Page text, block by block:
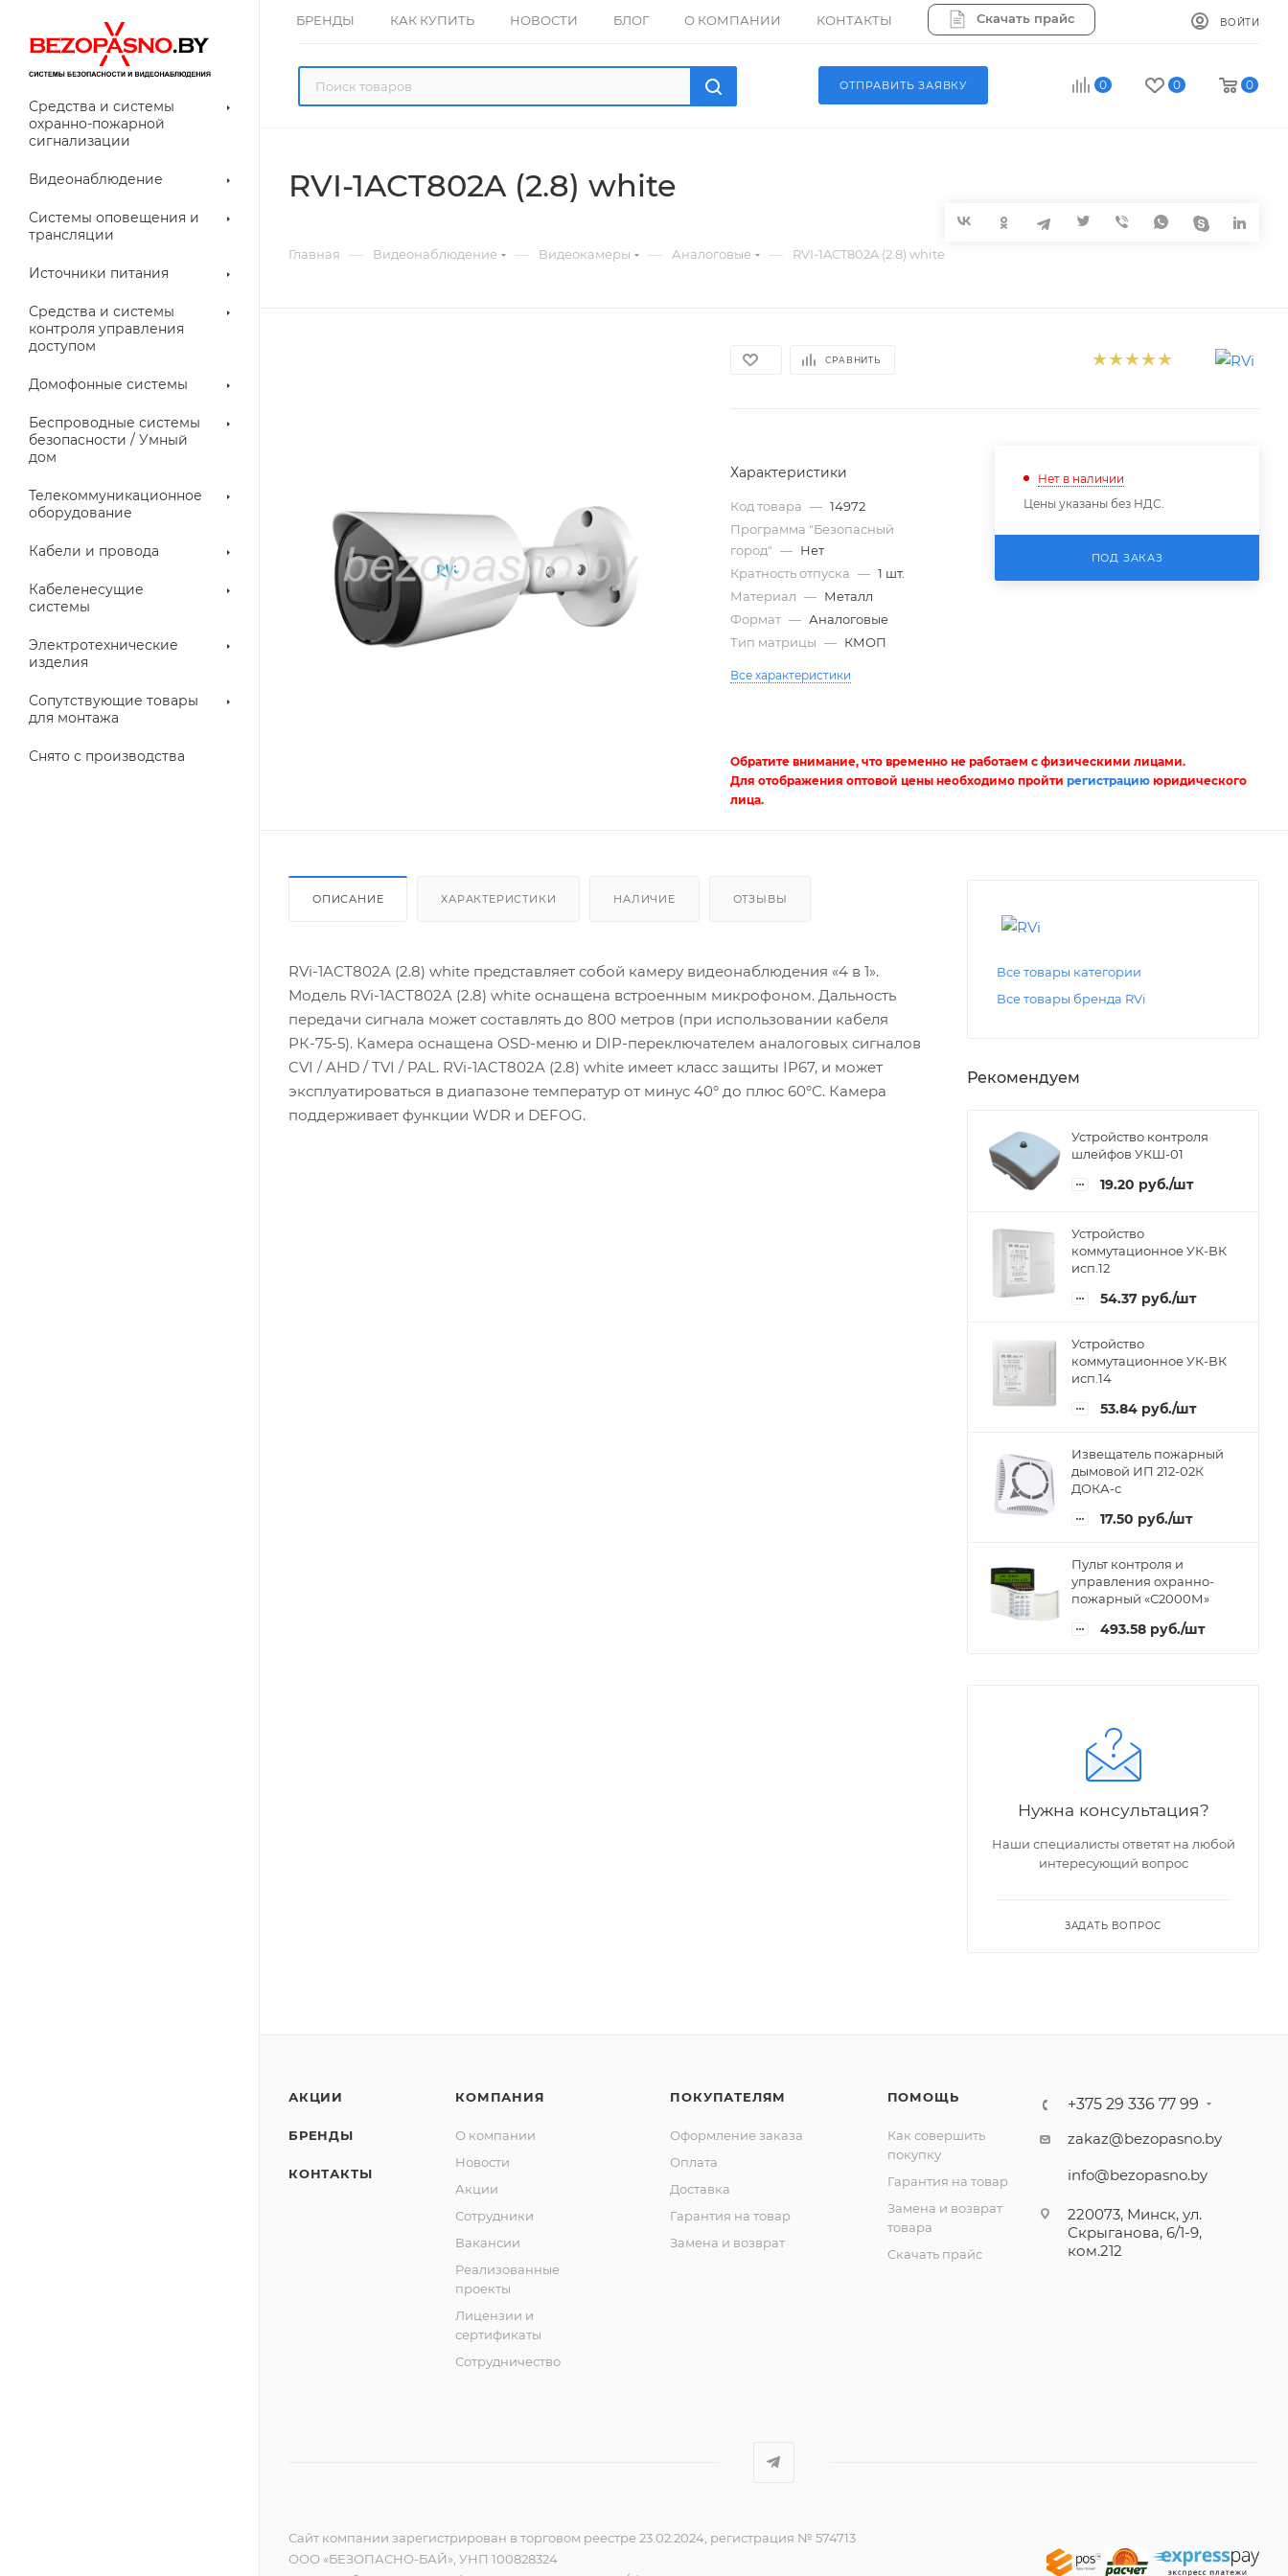
БРЕНДЫ КАК КУПИТЬ НОВОСТИ БЛОГ О КОМПАНИИ КОНТАКТЫ Скачать прайс ВОЙТИ
0 0 0
ОТПРАВИТЬ ЗАЯВКУ
Средства и системы
охранно-пожарной
сигнализации
Видеонаблюдение
для
Системы оповещения и
трансляции
указатели (табло)
Источники питания
Средства и системы
контроля управления
доступом
Домофонные системы
Беспроводные системы
безопасности / Умный
дом
Телекоммуникационное
оборудование
Кабели и провода
Кабеленесущие
системы
Электротехнические
изделия
Сопутствующие товары
для монтажа
Снято с производства
RVI-1ACT802A (2.8) white
Главная — Видеонаблюдение — Видеокамеры — Аналоговые — RVI-1ACT802A (2.8) white
СРАВНИТЬ
Характеристики
Код товара — 14972
Программа "Безопасный
город" — Нет
Кратность отпуска — 1 шт.
Материал — Металл
Формат — Аналоговые
Тип матрицы — КМОП
Все характеристики
Нет в наличии
Цены указаны без НДС.
ПОД ЗАКАЗ
Обратите внимание, что временно не работаем с физическими лицами.
Для отображения оптовой цены необходимо пройтирегистрацию юридического
лица.
ОПИСАНИЕ ХАРАКТЕРИСТИКИ НАЛИЧИЕ ОТЗЫВЫ
RVi-1ACT802A (2.8) white представляет собой камеру видеонаблюдения «4 в 1».
Модель RVi-1ACT802A (2.8) white оснащена встроенным микрофоном. Дальность
передачи сигнала может составлять до 800 метров (при использовании кабеля
РК-75-5). Камера оснащена OSD-меню и DIP-переключателем аналоговых сигналов
CVI / AHD / TVI / PAL. RVi-1ACT802A (2.8) white имеет класс защиты IP67, и может
эксплуатироваться в диапазоне температур от минус 40° до плюс 60°С. Камера
поддерживает функции WDR и DEFOG.
Все товары категории
Все товары бренда RVi
Рекомендуем
Устройство контроля
шлейфов УКШ-01
19.20 руб./шт
Устройство
коммутационное УК-ВК
исп.12
54.37 руб./шт
Устройство
коммутационное УК-ВК
исп.14
53.84 руб./шт
Извещатель пожарный
дымовой ИП 212-02К
ДОКА-с
17.50 руб./шт
Пульт контроля и
управления охранно-
пожарный «С2000М»
493.58 руб./шт
Нужна консультация?
Наши специалисты ответят на любой
интересующий вопрос
ЗАДАТЬ ВОПРОС
АКЦИИ
БРЕНДЫ
КОНТАКТЫ
КОМПАНИЯ
О компании
Новости
Акции
Сотрудники
Вакансии
Реализованные
проекты
Лицензии и
сертификаты
Сотрудничество
ПОКУПАТЕЛЯМ
Оформление заказа
Оплата
Доставка
Гарантия на товар
Замена и возврат
ПОМОЩЬ
Как совершить
покупку
Гарантия на товар
Замена и возврат
товара
Скачать прайс
+375 29 336 77 99
zakaz@bezopasno.by
info@bezopasno.by
220073, Минск, ул.
Скрыганова, 6/1-9,
ком.212
Сайт компании зарегистрирован в торговом реестре 23.02.2024, регистрация № 574713
ООО «БЕЗОПАСНО-БАЙ», УНП 100828324